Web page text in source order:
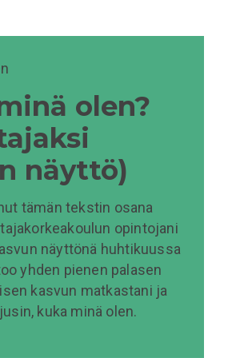
olen?
näyttö)
tämän tekstin osana
opintojani
näyttönä huhtikuussa
yhden pienen palasen
kasvun matkastani ja
kuka minä olen.